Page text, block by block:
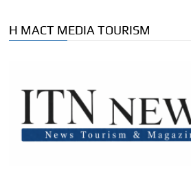
Η MACT MEDIA TOURISM